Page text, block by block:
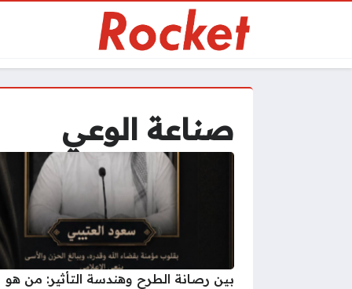
صناعة الوعي
بين رصانة الطرح وهندسة التأثير: من هو